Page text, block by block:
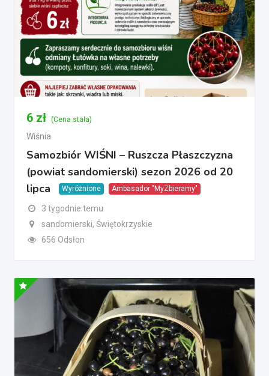
6 zł (Cena stała)
Wiśnia
Samozbiór WIŚNI – Ruszcza Płaszczyzna
(powiat sandomierski) sezon 2026 od 20
lipca
Wyróżnione Ambasador "MyZbieramy"
3 tygodnie temu
sandomierski, Świętokrzyskie
656 Odsłon